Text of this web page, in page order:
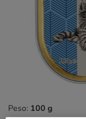
Peso: 100 g